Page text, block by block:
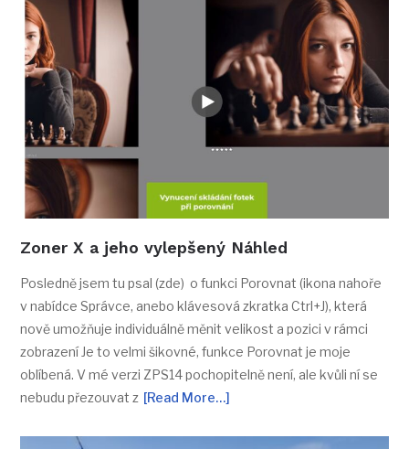
Zoner X a jeho vylepšený Náhled
Posledně jsem tu psal (zde) o funkci Porovnat (ikona nahoře
v nabídce Správce, anebo klávesová zkratka Ctrl+J), která
nově umožňuje individuálně měnit velikost a pozici v rámci
zobrazení Je to velmi šikovné, funkce Porovnat je moje
oblíbená. V mé verzi ZPS14 pochopitelně není, ale kvůli ní se
nebudu přezouvat z [Read More…]